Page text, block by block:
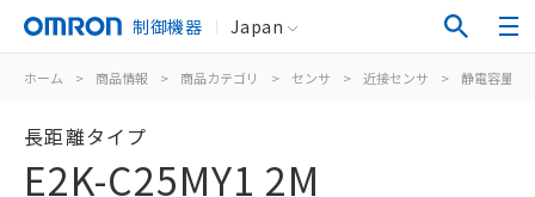
制御機器 Japan
ホーム > 商品情報 > 商品カテゴリ > センサ > 近接センサ > 静電容量形
長距離タイプ
E2K-C25MY1 2M